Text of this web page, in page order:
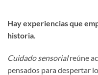
Hay experiencias que
historia.
Cuidado sensorialreúne
pensados para despertar